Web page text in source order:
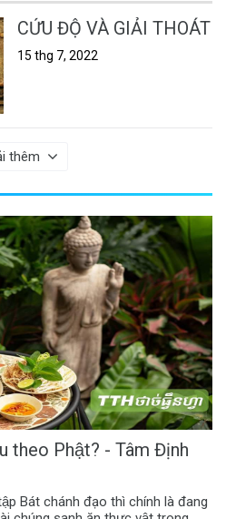
CỨU ĐỘ VÀ GIẢI THOÁT
15 thg 7, 2022
thêm
theo Phật? - Tâm Định
Bát chánh đạo thì chính là đang